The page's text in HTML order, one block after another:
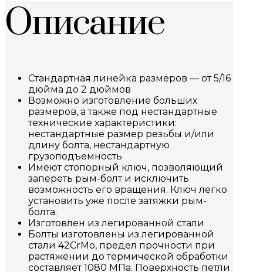
Описание
Стандартная линейка размеров — от 5/16
дюйма до 2 дюймов
Возможно изготовление больших
размеров, а также под нестандартные
технические характеристики:
нестандартные размер резьбы и/или
длину болта, нестандартную
грузоподъемность
Имеют стопорный ключ, позволяющий
запереть рым-болт и исключить
возможность его вращения. Ключ легко
установить уже после затяжки рым-
болта.
Изготовлен из легированной стали
Болты изготовлены из легированной
стали 42CrMo, предел прочности при
растяжении до термической обработки
составляет 1080 МПа. Поверхность петли